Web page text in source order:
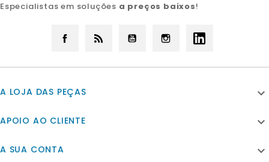
Especialistas em soluções a preços baixos!
Facebook YouTube Instagram
A LOJA DAS PEÇAS 
APOIO AO CLIENTE 
A SUA CONTA 